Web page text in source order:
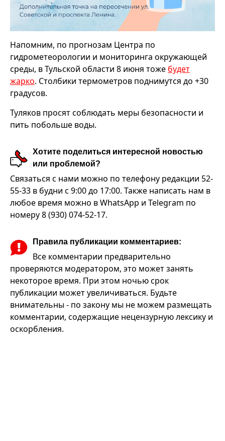
Напомним, по прогнозам Центра по
гидрометеорологии и мониторинга окружающей
среды, в Тульской области 8 июня тоже будет
жарко. Столбики термометров поднимутся до +30
градусов.
Туляков просят соблюдать меры безопасности и
пить побольше воды.
Хотите поделиться интересной новостью
или проблемой?
Связаться с нами можно по телефону редакции 52-
55-33 в будни с 9:00 до 17:00. Также написать нам в
любое время можно в WhatsApp и Telegram по
номеру 8 (930) 074-52-17.
Правила публикации комментариев:
Все комментарии предварительно
проверяются модератором, это может занять
некоторое время. При этом ночью срок
публикации может увеличиваться. Будьте
внимательны - по закону мы не можем размещать
комментарии, содержащие нецензурную лексику и
оскорбления.